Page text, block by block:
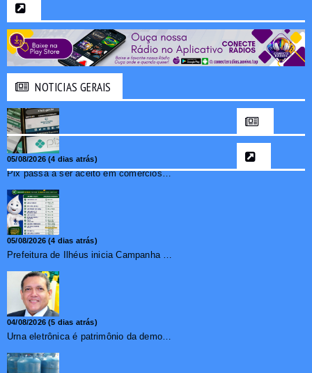
NOTICIAS GERAIS
05/08/2026 (4 dias atrás)
Pix passa a ser aceito em comércios de oito países e amplia opções de pagamento para brasileiros no exterior
05/08/2026 (4 dias atrás)
Prefeitura de Ilhéus inicia Campanha de Multivacinação 2026
04/08/2026 (5 dias atrás)
Urna eletrônica é patrimônio da democracia, diz presidente do TSE